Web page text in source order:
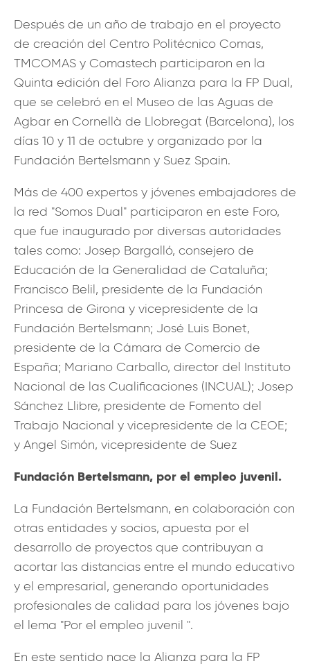
Después de un año de trabajo en el proyecto
de creación del Centro Politécnico Comas,
TMCOMAS y Comastech participaron en la
Quinta edición del Foro Alianza para la FP Dual,
que se celebró en el Museo de las Aguas de
Agbar en Cornellà de Llobregat (Barcelona), los
días 10 y 11 de octubre y organizado por la
Fundación Bertelsmann y Suez Spain.
Más de 400 expertos y jóvenes embajadores de
la red "Somos Dual" participaron en este Foro,
que fue inaugurado por diversas autoridades
tales como: Josep Bargalló, consejero de
Educación de la Generalidad de Cataluña;
Francisco Belil, presidente de la Fundación
Princesa de Girona y vicepresidente de la
Fundación Bertelsmann; José Luis Bonet,
presidente de la Cámara de Comercio de
España; Mariano Carballo, director del Instituto
Nacional de las Cualificaciones (INCUAL); Josep
Sánchez Llibre, presidente de Fomento del
Trabajo Nacional y vicepresidente de la CEOE;
y Angel Simón, vicepresidente de Suez
Fundación Bertelsmann, por el empleo juvenil.
La Fundación Bertelsmann, en colaboración con
otras entidades y socios, apuesta por el
desarrollo de proyectos que contribuyan a
acortar las distancias entre el mundo educativo
y el empresarial, generando oportunidades
profesionales de calidad para los jóvenes bajo
el lema "Por el empleo juvenil ".
En este sentido nace la Alianza para la FP